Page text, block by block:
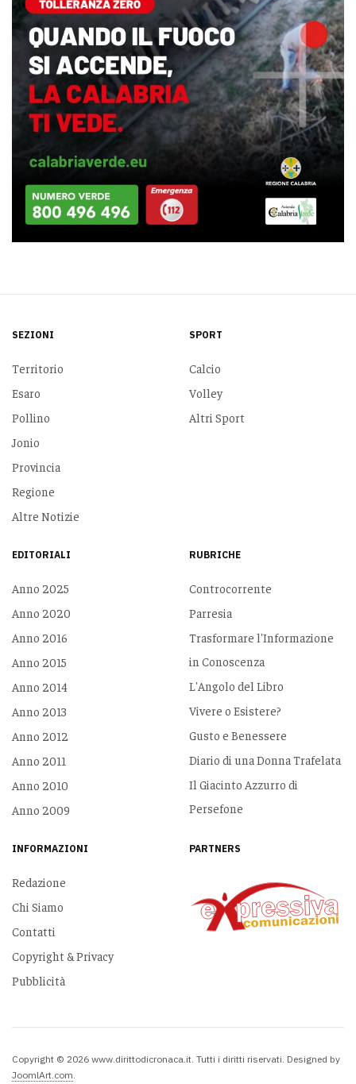
SEZIONI
Territorio
Esaro
Pollino
Jonio
Provincia
Regione
Altre Notizie
SPORT
Calcio
Volley
Altri Sport
EDITORIALI
Anno 2025
Anno 2020
Anno 2016
Anno 2015
Anno 2014
Anno 2013
Anno 2012
Anno 2011
Anno 2010
Anno 2009
RUBRICHE
Controcorrente
Parresia
Trasformare l'Informazione
in Conoscenza
L'Angolo del Libro
Vivere o Esistere?
Gusto e Benessere
Diario di una Donna Trafelata
Il Giacinto Azzurro di
Persefone
INFORMAZIONI
Redazione
Chi Siamo
Contatti
Copyright & Privacy
Pubblicità
PARTNERS
Copyright © 2026 www.dirittodicronaca.it. Tutti i diritti riservati. Designed by
JoomlArt.com.